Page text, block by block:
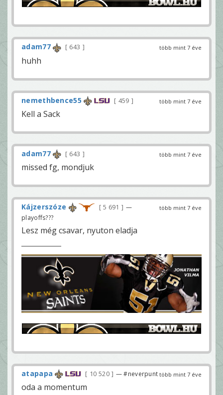
több mint 7 éve
adam77 643
huhh
több mint 7 éve
nemethbence55 459
Kell a Sack
több mint 7 éve
adam77 643
missed fg, mondjuk
több mint 7 éve
Kájzerszóze 5 691
—
playoffs???
Lesz még csavar, nyuton eladja
több mint 7 éve
atapapa 10 520 — #neverpunt
oda a momentum